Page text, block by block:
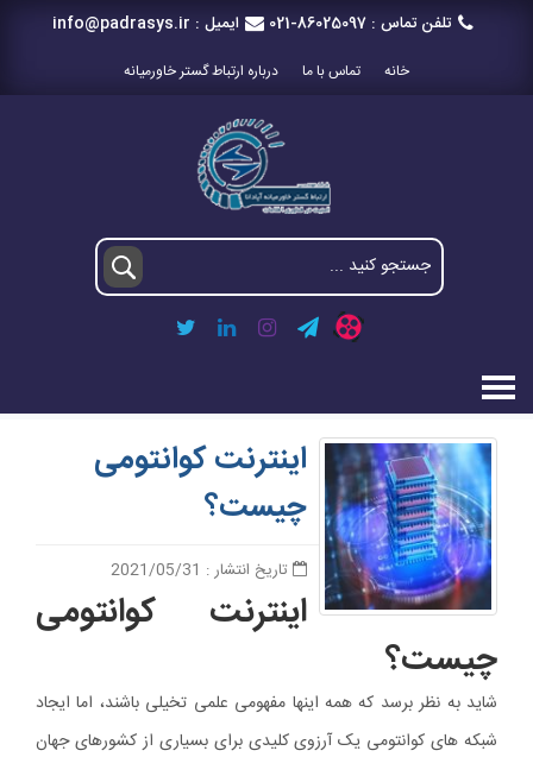
تلفن تماس : 021-86025097 ایمیل : info@padrasys.ir
خانه تماس با ما درباره ارتباط گستر خاورمیانه
اینترنت کوانتومی
چیست؟
تاریخ انتشار : 2021/05/31
اینترنت کوانتومی
چیست؟
شاید به نظر برسد که همه اینها مفهومی علمی تخیلی باشند، اما ایجاد
شبکه های کوانتومی یک آرزوی کلیدی برای بسیاری از کشورهای جهان